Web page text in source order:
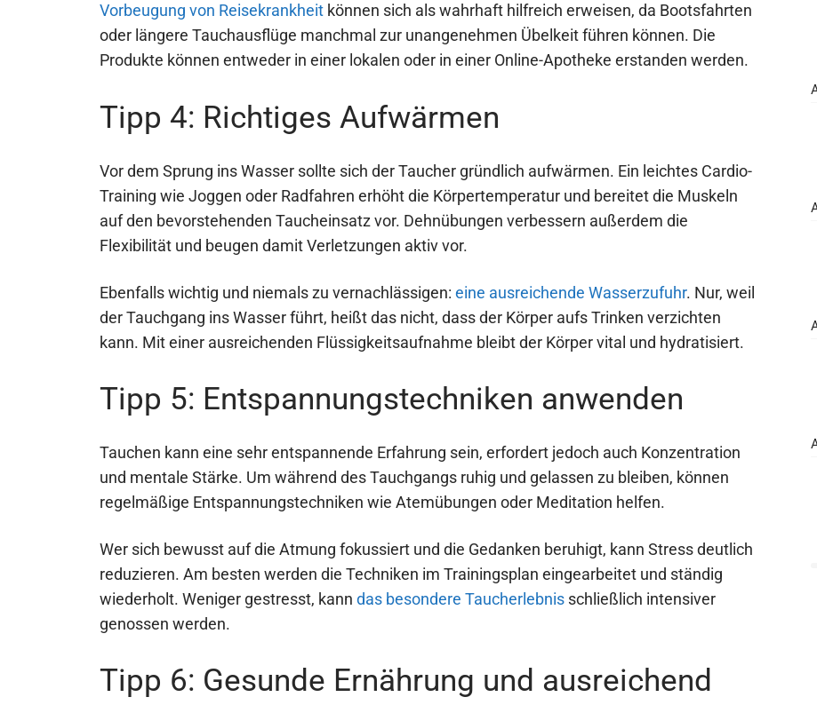
Vorbeugung von Reisekrankheit können sich als wahrhaft hilfreich erweisen, da Bootsfahrten
oder längere Tauchausflüge manchmal zur unangenehmen Übelkeit führen können. Die
Produkte können entweder in einer lokalen oder in einer Online-Apotheke erstanden werden.
Tipp 4: Richtiges Aufwärmen
Vor dem Sprung ins Wasser sollte sich der Taucher gründlich aufwärmen. Ein leichtes Cardio-
Training wie Joggen oder Radfahren erhöht die Körpertemperatur und bereitet die Muskeln
auf den bevorstehenden Taucheinsatz vor. Dehnübungen verbessern außerdem die
Flexibilität und beugen damit Verletzungen aktiv vor.
Ebenfalls wichtig und niemals zu vernachlässigen: eine ausreichende Wasserzufuhr. Nur, weil
der Tauchgang ins Wasser führt, heißt das nicht, dass der Körper aufs Trinken verzichten
kann. Mit einer ausreichenden Flüssigkeitsaufnahme bleibt der Körper vital und hydratisiert.
Tipp 5: Entspannungstechniken anwenden
Tauchen kann eine sehr entspannende Erfahrung sein, erfordert jedoch auch Konzentration
und mentale Stärke. Um während des Tauchgangs ruhig und gelassen zu bleiben, können
regelmäßige Entspannungstechniken wie Atemübungen oder Meditation helfen.
Wer sich bewusst auf die Atmung fokussiert und die Gedanken beruhigt, kann Stress deutlich
reduzieren. Am besten werden die Techniken im Trainingsplan eingearbeitet und ständig
wiederholt. Weniger gestresst, kann das besondere Taucherlebnis schließlich intensiver
genossen werden.
Tipp 6: Gesunde Ernährung und ausreichend